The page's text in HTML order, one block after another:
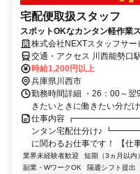
宅配便取扱スタッフ
スポットOKなカンタン軽作業
株式会社NEXTスタッフサ
交通・アクセス 川西能勢口
時給1,200円以上
兵庫県川西市
勤務時間詳細 ・26：00～
きたいときに働きたい分だ
仕事内容
ンタン宅配仕分け♪
に関わるお仕事です！ 【仕
業界未経験者歓迎 短期（3ヵ月以内）
副業・WワークOK
隔週シフト提出